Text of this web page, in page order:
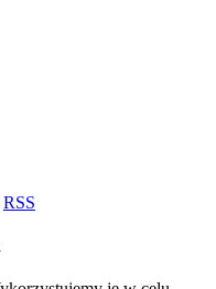
RSS